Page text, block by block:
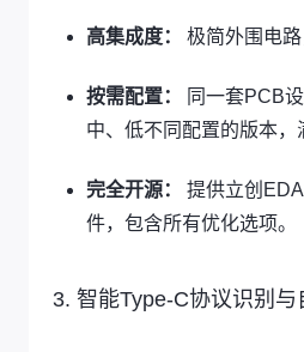
高集成度： 极简外围电路
按需配置：
同一套PCB
中、低不同配置的版本，
完全开源：
提供立创
件，包含所有优化选项。
3. 智能Type-C协议识别与